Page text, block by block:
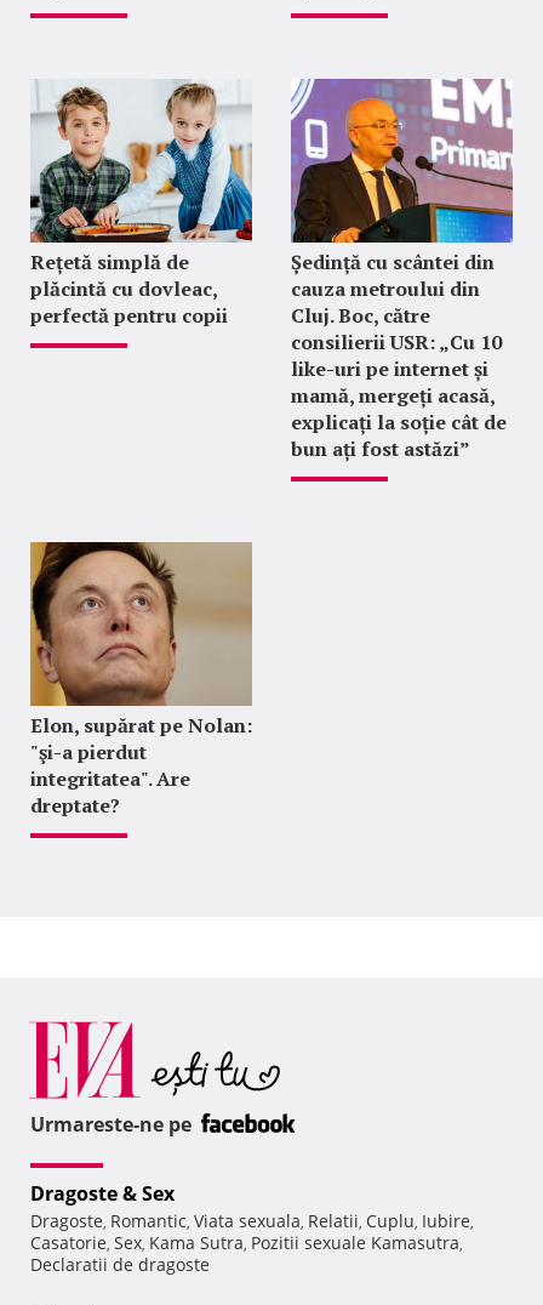
Rețetă simplă de
plăcintă cu dovleac,
perfectă pentru copii
Ședință cu scântei din
cauza metroului din
Cluj. Boc, către
consilierii USR: „Cu 10
like-uri pe internet și
mamă, mergeți acasă,
explicați la soție cât de
bun ați fost astăzi”
Elon, supărat pe Nolan:
"şi-a pierdut
integritatea". Are
dreptate?
Urmareste-ne pe
Dragoste & Sex
Dragoste, Romantic, Viata sexuala, Relatii, Cuplu, Iubire,
Casatorie, Sex, Kama Sutra, Pozitii sexuale Kamasutra,
Declaratii de dragoste